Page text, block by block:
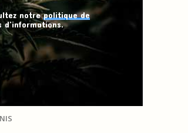
notrepolitique de